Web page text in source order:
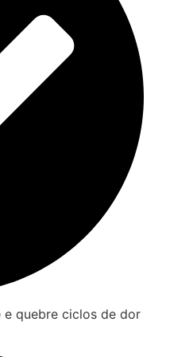
e quebre ciclos de dor